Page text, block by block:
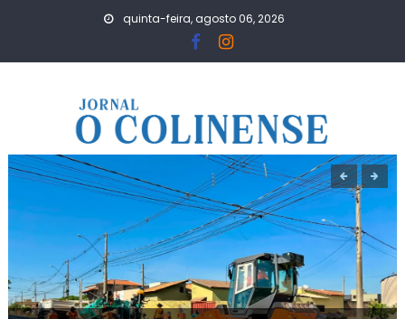
quinta-feira, agosto 06, 2026